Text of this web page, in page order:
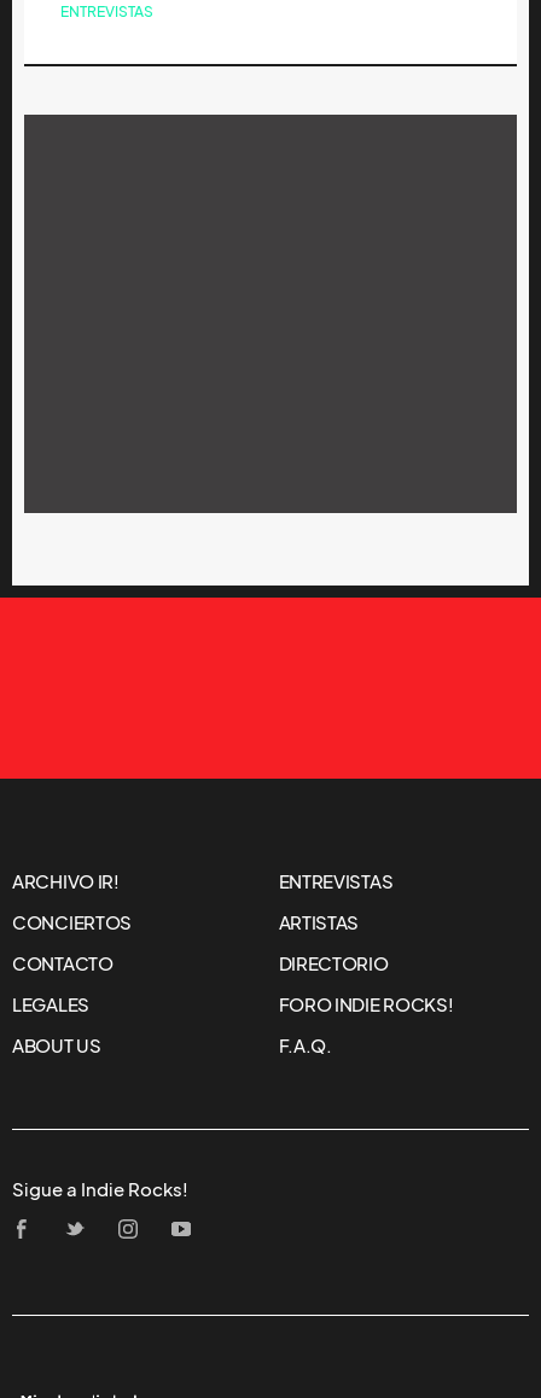
ENTREVISTAS
ARCHIVO IR!
ENTREVISTAS
CONCIERTOS
ARTISTAS
CONTACTO
DIRECTORIO
LEGALES
FORO INDIE ROCKS!
ABOUT US
F.A.Q.
Sigue a Indie Rocks!